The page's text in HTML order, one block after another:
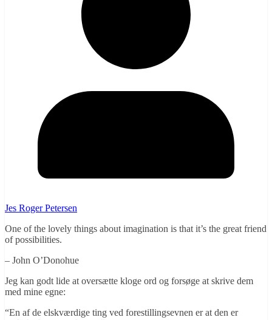
Jes Roger Petersen
One of the lovely things about imagination is that it’s the great friend
of possibilities.
– John O’Donohue
Jeg kan godt lide at oversætte kloge ord og forsøge at skrive dem
med mine egne:
“En af de elskværdige ting ved forestillingsevnen er at den er